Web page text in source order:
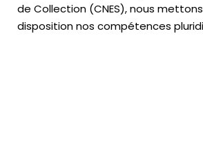
de Collection (CNES),nous
disposition nos compétences